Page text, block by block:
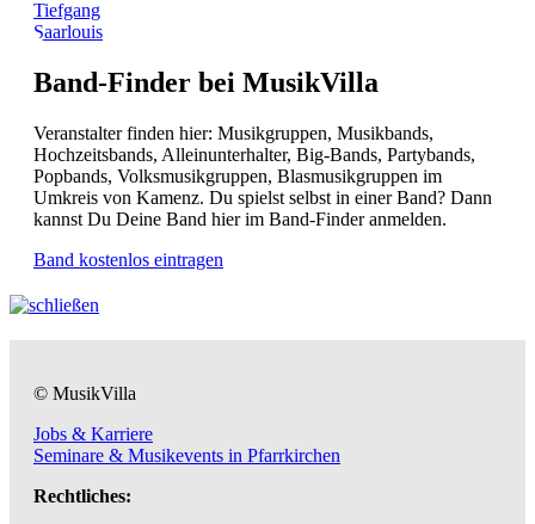
Tiefgang
Saarlouis
Band-Finder bei MusikVilla
Veranstalter finden hier: Musikgruppen, Musikbands,
Hochzeitsbands, Alleinunterhalter, Big-Bands, Partybands,
Popbands, Volksmusikgruppen, Blasmusikgruppen im
Umkreis von Kamenz. Du spielst selbst in einer Band? Dann
kannst Du Deine Band hier im Band-Finder anmelden.
Band kostenlos eintragen
© MusikVilla
Jobs & Karriere
Seminare & Musikevents in Pfarrkirchen
Rechtliches: